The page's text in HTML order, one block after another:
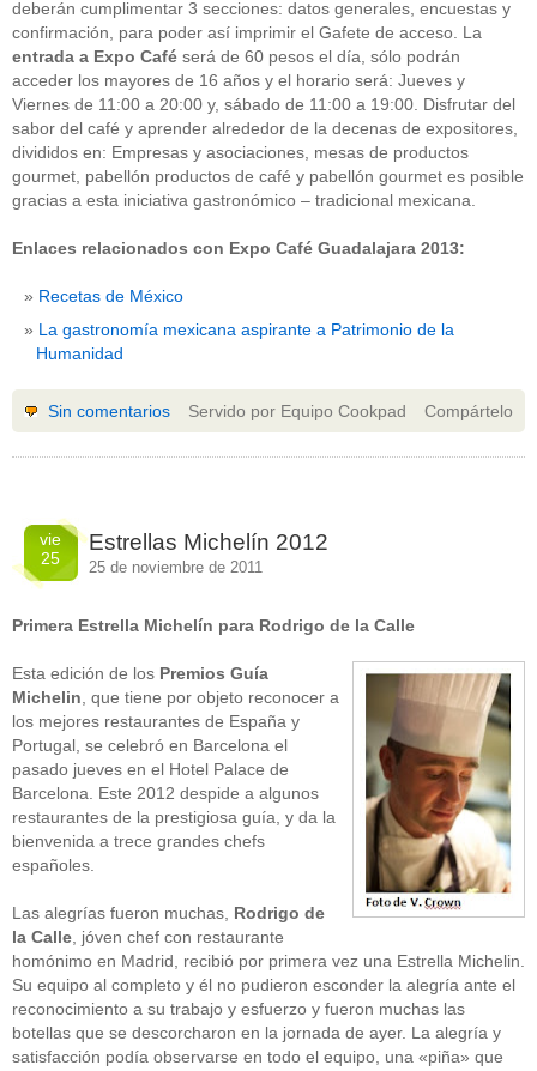
deberán cumplimentar 3 secciones: datos generales, encuestas y
confirmación, para poder así imprimir el Gafete de acceso. La
entrada a Expo Café será de 60 pesos el día, sólo podrán
acceder los mayores de 16 años y el horario será: Jueves y
Viernes de 11:00 a 20:00 y, sábado de 11:00 a 19:00. Disfrutar del
sabor del café y aprender alrededor de la decenas de expositores,
divididos en: Empresas y asociaciones, mesas de productos
gourmet, pabellón productos de café y pabellón gourmet es posible
gracias a esta iniciativa gastronómico – tradicional mexicana.
Enlaces relacionados con Expo Café Guadalajara 2013:
Recetas de México
La gastronomía mexicana aspirante a Patrimonio de la
Humanidad
Servido por Equipo Cookpad
Sin comentarios Compártelo
vie
25
Estrellas Michelín 2012
25 de noviembre de 2011
Primera Estrella Michelín para Rodrigo de la Calle
Esta edición de los Premios Guía
Michelin, que tiene por objeto reconocer a
los mejores restaurantes de España y
Portugal, se celebró en Barcelona el
pasado jueves en el Hotel Palace de
Barcelona. Este 2012 despide a algunos
restaurantes de la prestigiosa guía, y da la
bienvenida a trece grandes chefs
españoles.
Las alegrías fueron muchas, Rodrigo de
la Calle, jóven chef con restaurante
homónimo en Madrid, recibió por primera vez una Estrella Michelin.
Su equipo al completo y él no pudieron esconder la alegría ante el
reconocimiento a su trabajo y esfuerzo y fueron muchas las
botellas que se descorcharon en la jornada de ayer. La alegría y
satisfacción podía observarse en todo el equipo, una «piña» que